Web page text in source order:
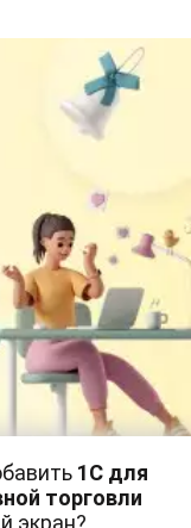
торговля
1С для
торговли
экран?